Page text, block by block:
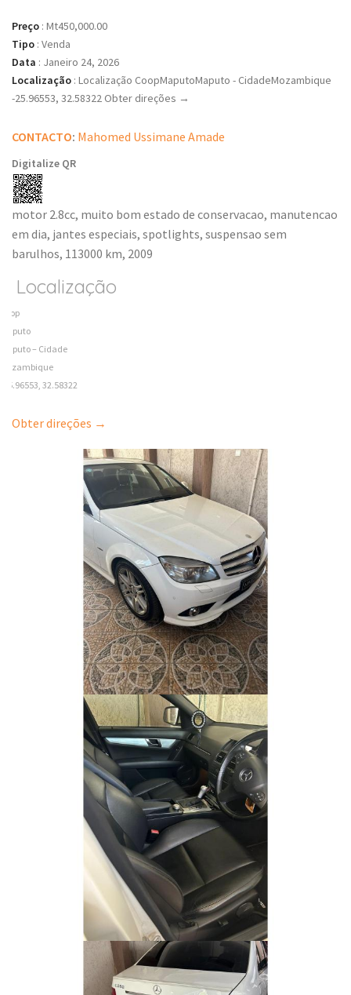
Preço : Mt450,000.00
Tipo : Venda
Data : Janeiro 24, 2026
Localização : Localização CoopMaputoMaputo - CidadeMozambique
-25.96553, 32.58322 Obter direções →
CONTACTO: Mahomed Ussimane Amade
Digitalize QR
motor 2.8cc, muito bom estado de conservacao, manutencao
em dia, jantes especiais, spotlights, suspensao sem
barulhos, 113000 km, 2009
Localização
Coop
Maputo
Maputo – Cidade
Mozambique
-25.96553, 32.58322
Obter direções →